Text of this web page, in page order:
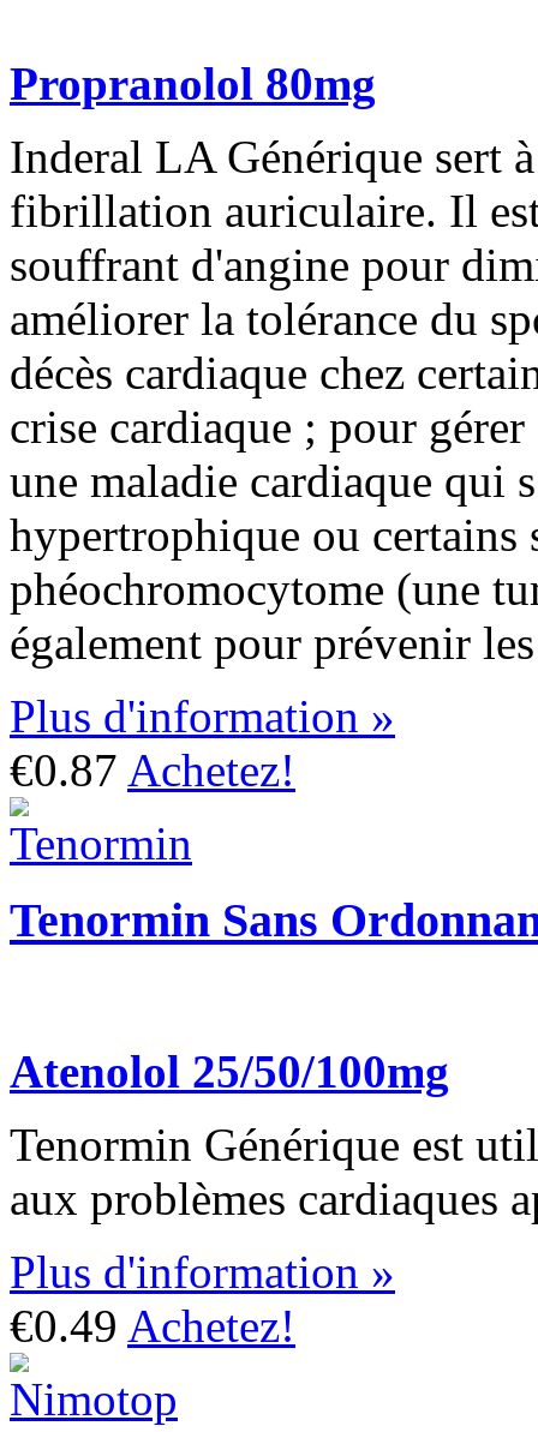
Propranolol 80mg
Inderal LA Générique sert
fibrillation auriculaire. Il
souffrant d'angine pour
améliorer la tolérance du
décès cardiaque chez
crise cardiaque ; pour
une maladie cardiaque qui
hypertrophique ou certains
phéochromocytome (une
également pour prévenir
Plus d'information »
€0.87 Achetez!
Tenormin Sans
Atenolol 25/50/100mg
Tenormin Générique est
aux problèmes cardiaques
Plus d'information »
€0.49 Achetez!